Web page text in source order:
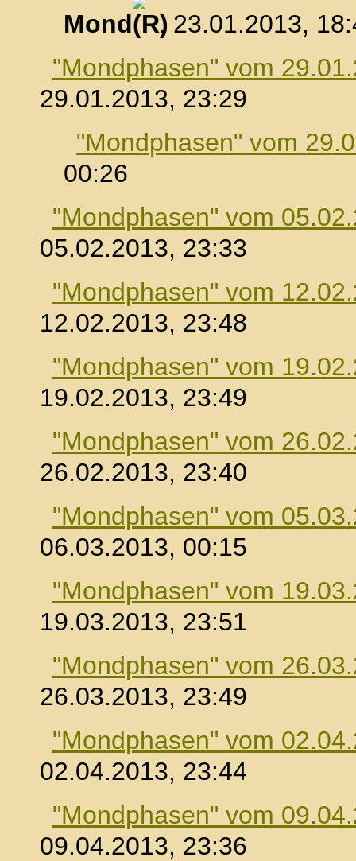
Mond
, 23.01.2013,
"Mondphasen" vom
29.01.2013, 23:29
"Mondphasen" vom
00:26
"Mondphasen" vom
05.02.2013, 23:33
"Mondphasen" vom
12.02.2013, 23:48
"Mondphasen" vom
19.02.2013, 23:49
"Mondphasen" vom
26.02.2013, 23:40
"Mondphasen" vom
06.03.2013, 00:15
"Mondphasen" vom
19.03.2013, 23:51
"Mondphasen" vom
26.03.2013, 23:49
"Mondphasen" vom
02.04.2013, 23:44
"Mondphasen" vom
09.04.2013, 23:36